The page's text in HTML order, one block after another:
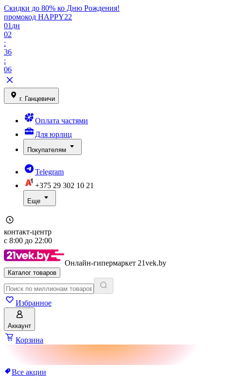
Скидки до 80% ко Дню Рождения!
промокод HAPPY22
01 дн
02
:
36
:
06
г. Ганцевичи
Оплата частями
Для юрлиц
Покупателям
Telegram
+375 29 302 10 21
Еще
контакт-центр
с 8:00 до 22:00
Онлайн-гипермаркет 21vek.by
Каталог товаров
Избранное
Аккаунт
Корзина
Все акции